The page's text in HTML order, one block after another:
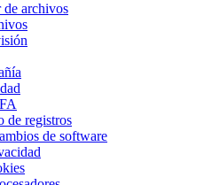
archivos
de registros
de software